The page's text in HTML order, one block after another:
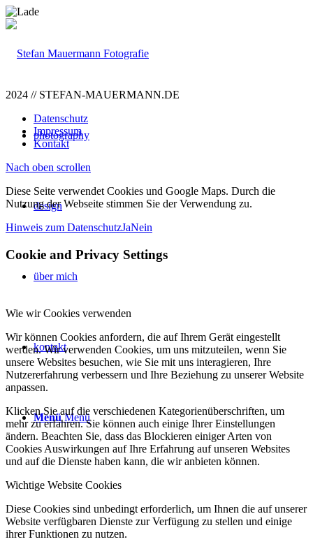
photography
design
über mich
kontakt
Menü Menü
2024 // STEFAN-MAUERMANN.DE
Datenschutz
Impressum
Kontakt
Nach oben scrollen
Diese Seite verwendet Cookies und Google Maps. Durch die
Nutzung der Webseite stimmen Sie der Verwendung zu.
Hinweis zum DatenschutzJaNein
Cookie and Privacy Settings
Wie wir Cookies verwenden
Wir können Cookies anfordern, die auf Ihrem Gerät eingestellt
werden. Wir verwenden Cookies, um uns mitzuteilen, wenn Sie
unsere Websites besuchen, wie Sie mit uns interagieren, Ihre
Nutzererfahrung verbessern und Ihre Beziehung zu unserer Website
anpassen.
Klicken Sie auf die verschiedenen Kategorienüberschriften, um
mehr zu erfahren. Sie können auch einige Ihrer Einstellungen
ändern. Beachten Sie, dass das Blockieren einiger Arten von
Cookies Auswirkungen auf Ihre Erfahrung auf unseren Websites
und auf die Dienste haben kann, die wir anbieten können.
Wichtige Website Cookies
Diese Cookies sind unbedingt erforderlich, um Ihnen die auf unserer
Website verfügbaren Dienste zur Verfügung zu stellen und einige
ihrer Funktionen zu nutzen.